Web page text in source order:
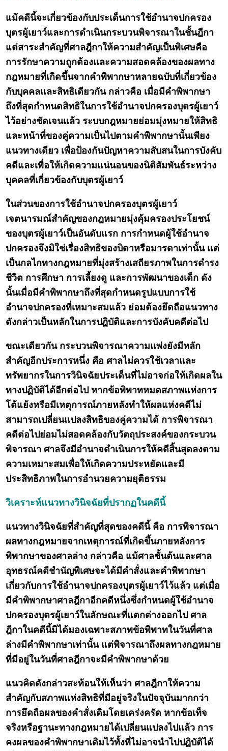
แม้คดีนี้จะเกี่ยวข้องกับประเด็นการใช้อำนาจปกครอง
บุตรผู้เยาว์และการดำเนินกระบวนพิจารณาในชั้นฎีกา
แต่สาระสำคัญที่ศาลฎีกาให้ความสำคัญเป็นพิเศษคือ
การรักษาความถูกต้องและความสอดคล้องของผลทาง
กฎหมายที่เกิดขึ้นจากคำพิพากษาหลายฉบับที่เกี่ยวข้อง
กับบุคคลและสิทธิเดียวกัน กล่าวคือ เมื่อมีคำพิพากษา
ถึงที่สุดกำหนดสิทธิในการใช้อำนาจปกครองบุตรผู้เยาว์
ไว้อย่างชัดเจนแล้ว ระบบกฎหมายย่อมมุ่งหมายให้สิทธิ
และหน้าที่ของคู่ความเป็นไปตามคำพิพากษานั้นเพียง
แนวทางเดียว เพื่อป้องกันปัญหาความสับสนในการบังคับ
คดีและเพื่อให้เกิดความแน่นอนของนิติสัมพันธ์ระหว่าง
บุคคลที่เกี่ยวข้องกับบุตรผู้เยาว์
ในส่วนของการใช้อำนาจปกครองบุตรผู้เยาว์
เจตนารมณ์สำคัญของกฎหมายมุ่งคุ้มครองประโยชน์
ของบุตรผู้เยาว์เป็นอันดับแรก การกำหนดผู้ใช้อำนาจ
ปกครองจึงมิใช่เรื่องสิทธิของบิดาหรือมารดาเท่านั้น แต่
เป็นกลไกทางกฎหมายที่มุ่งสร้างเสถียรภาพในการดำรง
ชีวิต การศึกษา การเลี้ยงดู และการพัฒนาของเด็ก ดัง
นั้นเมื่อมีคำพิพากษาถึงที่สุดกำหนดรูปแบบการใช้
อำนาจปกครองที่เหมาะสมแล้ว ย่อมต้องยึดถือแนวทาง
ดังกล่าวเป็นหลักในการปฏิบัติและการบังคับคดีต่อไป
ขณะเดียวกัน กระบวนพิจารณาความแพ่งยังมีหลัก
สำคัญอีกประการหนึ่ง คือ ศาลไม่ควรใช้เวลาและ
ทรัพยากรในการวินิจฉัยประเด็นที่ไม่อาจก่อให้เกิดผลใน
ทางปฏิบัติได้อีกต่อไป หากข้อพิพาทหมดสภาพแห่งการ
โต้แย้งหรือมีเหตุการณ์ภายหลังทำให้ผลแห่งคดีไม่
สามารถเปลี่ยนแปลงสิทธิของคู่ความได้ การพิจารณา
คดีต่อไปย่อมไม่สอดคล้องกับวัตถุประสงค์ของกระบวน
พิจารณา ศาลจึงมีอำนาจดำเนินการให้คดีสิ้นสุดลงตาม
ความเหมาะสมเพื่อให้เกิดความประหยัดและมี
ประสิทธิภาพในการอำนวยความยุติธรรม
วิเคราะห์แนวทางวินิจฉัยที่ปรากฏในคดีนี้
แนวทางวินิจฉัยที่สำคัญที่สุดของคดีนี้ คือ การพิจารณา
ผลทางกฎหมายจากเหตุการณ์ที่เกิดขึ้นภายหลังการ
พิพากษาของศาลล่าง กล่าวคือ แม้ศาลชั้นต้นและศาล
อุทธรณ์คดีชำนัญพิเศษจะได้มีคำสั่งและคำพิพากษา
เกี่ยวกับการใช้อำนาจปกครองบุตรผู้เยาว์ไว้แล้ว แต่เมื่อ
มีคำพิพากษาศาลฎีกาอีกคดีหนึ่งซึ่งกำหนดผู้ใช้อำนาจ
ปกครองบุตรผู้เยาว์ในลักษณะที่แตกต่างออกไป ศาล
ฎีกาในคดีนี้มิได้มองเฉพาะสภาพข้อพิพาทในวันที่ศาล
ล่างมีคำพิพากษาเท่านั้น แต่พิจารณาถึงผลทางกฎหมาย
ที่มีอยู่ในวันที่ศาลฎีกาจะมีคำพิพากษาด้วย
แนวคิดดังกล่าวสะท้อนให้เห็นว่า ศาลฎีกาให้ความ
สำคัญกับสภาพแห่งสิทธิที่มีอยู่จริงในปัจจุบันมากกว่า
การยึดถือผลของคำสั่งเดิมโดยเคร่งครัด หากข้อเท็จ
จริงหรือฐานะทางกฎหมายได้เปลี่ยนแปลงไปแล้ว การ
คงผลของคำพิพากษาเดิมไว้ทั้งที่ไม่อาจนำไปปฏิบัติได้